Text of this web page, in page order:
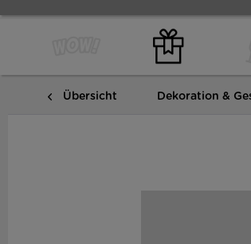
Übersicht Dekoration &